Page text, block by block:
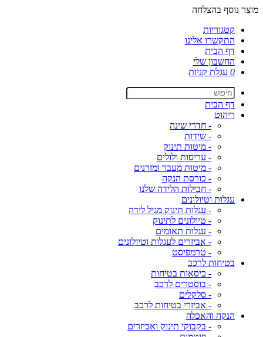
מוצר נוסף בהצלחה
קטגוריות
התקשרו אלינו
דף הבית
החשבון שלי
0 עגלת קניות
דף הבית
ריהוט
- חדרי שינה
- שידות
- מיטות תינוק
- עריסות ולולים
- מיטות מעבר ומזרנים
- כורסת הנקה
- חבילות הלידה שלנו
עגלות וטיולונים
- עגלות תינוק מגיל לידה
- טיולונים לתינוק
- עגלות תאומים
- אביזרים לעגלות וטיולונים
- טרמפיסט
בטיחות לרכב
- כיסאות בטיחות
- בוסטרים לרכב
- סלקלים
- אביזרי בטיחות לרכב
הנקה והאכלה
- בקבוקי תינוק ואביזרים